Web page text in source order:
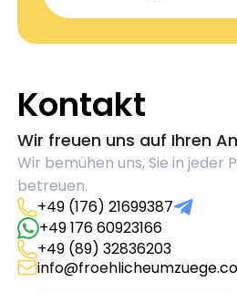
Kontakt
Wir freuen uns auf Ihren
Wir bemühen uns, Sie in jeder
betreuen.
+49 (176) 21699387
+49 176 60923166
+49 (89) 32836203